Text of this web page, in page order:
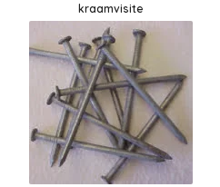
kraamvisite